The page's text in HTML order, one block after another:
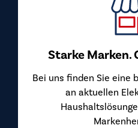
Starke Marken.
Bei uns finden Sie eine
an aktuellen